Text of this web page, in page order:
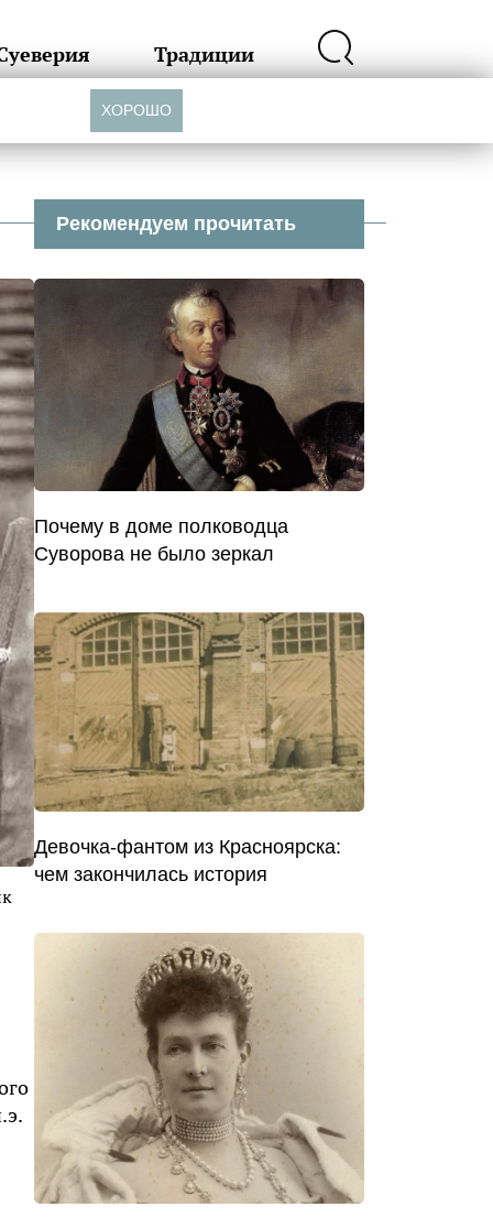
Традиции
Рекомендуем прочитать
Почему в доме полководца
Суворова не было зеркал
Девочка-фантом из Красноярска:
чем закончилась история
ХОРОШО